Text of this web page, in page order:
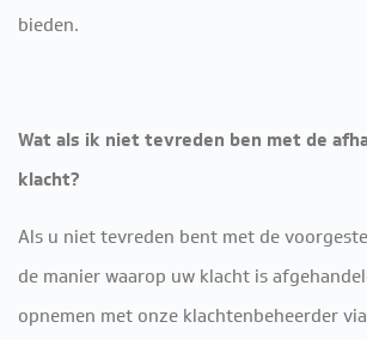
bieden.
Wat als ik niet tevreden ben met de
klacht?
Als u niet tevreden bent met de
de manier waarop uw klacht is
opnemen met onze klachtenbeheerder via